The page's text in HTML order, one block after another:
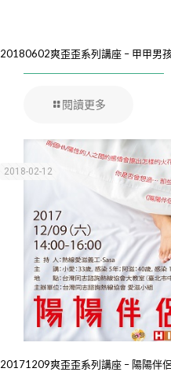
20180602爽歪歪系列講座 – 甲甲男
閱讀更多
2018-02-12
20171209爽歪歪系列講座 – 陽陽伴